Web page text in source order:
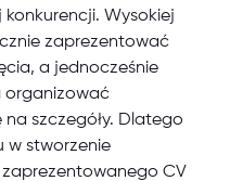
Wysokiej
zaprezentować
a jednocześnie
organizować
szczegóły. Dlatego
w stworzenie
CV